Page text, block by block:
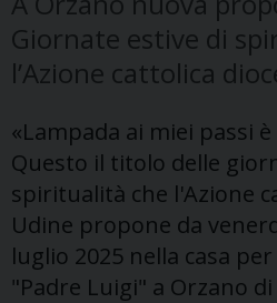
Giornate estive di
l’Azione cattolica
«Lampada ai miei passi
Questo il titolo delle
spiritualità che l'Azione
Udine propone da
luglio 2025 nella casa
"Padre Luigi" a Orzano di